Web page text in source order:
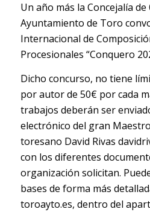
Un año más la Concejalía
Ayuntamiento de Toro
Internacional de
Procesionales “Conquero
Dicho concurso, no tiene
por autor de 50€ por cada
trabajos deberán ser
electrónico del gran
toresano David Rivas
con los diferentes
organización solicitan.
bases de forma más
toroayto.es, dentro del